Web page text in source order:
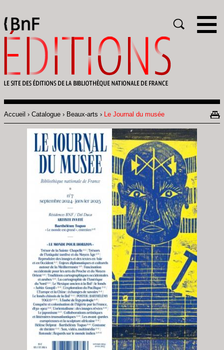
Fil
d'Ariane
Accueil Catalogue Beaux-arts Le Journal du musée